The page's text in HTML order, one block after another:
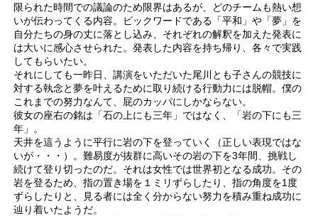
限られた時間での議論のため限界はあるが、どのチームも熱い想
いが伝わってくる内容。ビックワードである「平和」や「夢」を
自分たちの身の丈に落とし込み、それぞれの解釈を加えた発表に
は大いに感心させられた。発表した内容を持ち帰り、各々で実践
してもらいたい。
それにしても一昨日、講演をいただいた尾川とも子さんの競技に
対する執念と夢を叶えるために取り続ける行動力には脱帽。僕の
これまでの努力なんて、屁のカッパにしかならない。
彼女の座右の銘は「石の上にも三年」ではなく、「岩の下にも三
年」。
天井を這うように平行に岩の下を登っていく（正しい表現ではな
いが・・・）。難易度が抜群に高いその岩の下を3年間、挑戦し
続けて登り切ったのだ。それは女性では世界初となる成功。その
岩を登るため、指の置き場を１ミリずらしたり、指の角度を1度
ずらしたりと、見る者には全く分からない努力を積み重ね成功に
辿り着いたようだ。